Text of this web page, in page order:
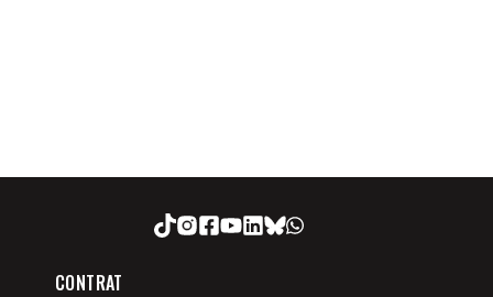
CONTRAT